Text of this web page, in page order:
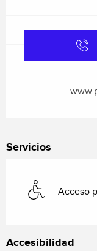
Servicios
Acceso
Accesibilidad